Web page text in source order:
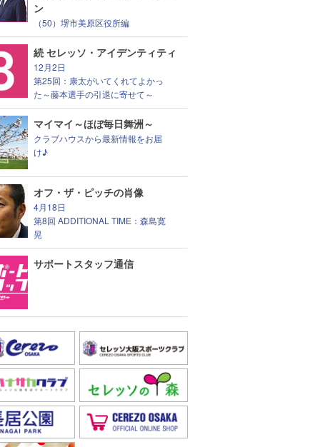
ン
（50）堺市美原区役所編
続 セレッソ・アイデンティティ
12月2日
第25回：康太がいてくれてよかっ
た～藤本選手の引退に寄せて～
マイマイ～ほぼ毎日舞洲～
クラブハウスから最新情報をお届
け♪
オフ・ザ・ピッチの肖像
4月18日
第8回 ADDITIONAL TIME：森島寛
晃
サポートスタッフ通信